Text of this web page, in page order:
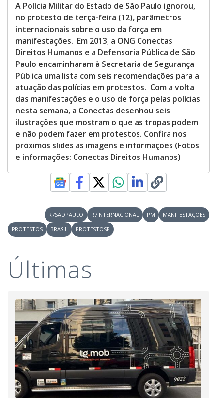
A Polícia Militar do Estado de São Paulo ignorou,
no protesto de terça-feira (12), parâmetros
internacionais sobre o uso da força em
manifestações. Em 2013, a ONG Conectas
Direitos Humanos e a Defensoria Pública de São
Paulo encaminharam à Secretaria de Segurança
Pública uma lista com seis recomendações para a
atuação das polícias em protestos. Com a volta
das manifestações e o uso de força pelas polícias
nesta semana, a Conectas desenhou seis
ilustrações que mostram o que as tropas podem
e não podem fazer em protestos. Confira nos
próximos slides as imagens e informações (Fotos
e informações: Conectas Direitos Humanos)
R7SAOPAULO R7INTERNACIONAL PM
MANIFESTAÇÕES
PROTESTOS
BRASIL PROTESTOSP
Últimas